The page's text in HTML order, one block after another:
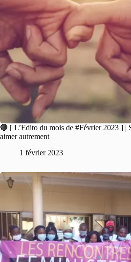
🔴 [ L’Edito du mois de #Février 2023 ] |
aimer autrement
1 février 2023